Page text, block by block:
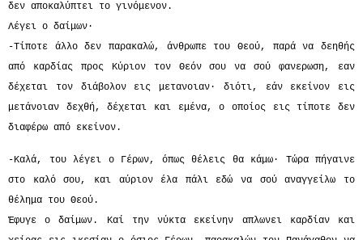
δεν αποκαλύπτει το γινόμενον.
Λέγει ο δαίμων·
-Τίποτε άλλο δεν παρακαλώ, άνθρωπε του Θεού, παρά να δεηθής
από καρδίας προς Κύριον τον Θεόν σου να σού φανερωση, εαν
δέχεται τον διάβολον εις μετανοιαν· διότι, εάν εκείνον εις
μετάνοιαν δεχθή, δέχεται και εμένα, ο οποίος εις τίποτε δεν
διαφέρω από εκείνον.
-Καλά, του λέγει ο Γέρων, όπως θέλεις θα κάμω· Τώρα πήγαινε
στο καλό σου, και αύριον έλα πάλι εδώ να σού αναγγείλω το
θέλημα του Θεού.
Έφυγε ο δαίμων. Καί την νύκτα εκείνην απλωνει καρδίαν και